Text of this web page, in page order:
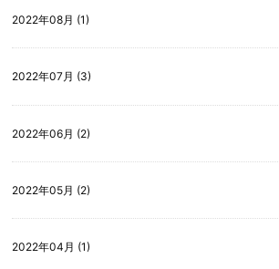
2022年08月 (1)
2022年07月 (3)
2022年06月 (2)
2022年05月 (2)
2022年04月 (1)